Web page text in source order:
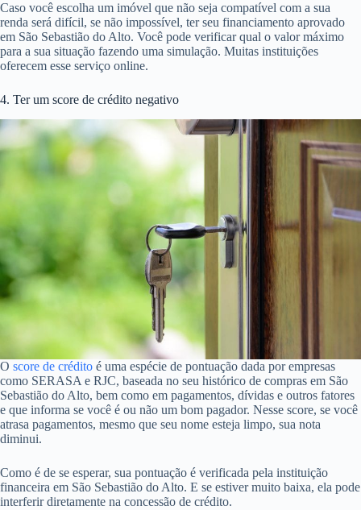
Caso você escolha um imóvel que não seja compatível com a sua
renda será difícil, se não impossível, ter seu financiamento aprovado
em São Sebastião do Alto. Você pode verificar qual o valor máximo
para a sua situação fazendo uma simulação. Muitas instituições
oferecem esse serviço online.
4. Ter um score de crédito negativo
O score de crédito é uma espécie de pontuação dada por empresas
como SERASA e RJC, baseada no seu histórico de compras em São
Sebastião do Alto, bem como em pagamentos, dívidas e outros fatores
e que informa se você é ou não um bom pagador. Nesse score, se você
atrasa pagamentos, mesmo que seu nome esteja limpo, sua nota
diminui.
Como é de se esperar, sua pontuação é verificada pela instituição
financeira em São Sebastião do Alto. E se estiver muito baixa, ela pode
interferir diretamente na concessão de crédito.